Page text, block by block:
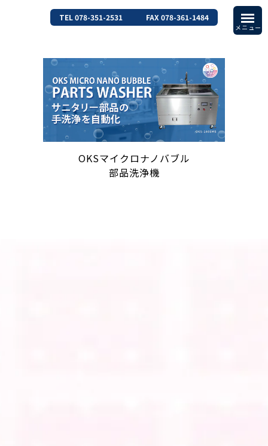
TEL 078-351-2531 FAX 078-361-1484
OKSマイクロナノバブル
部品洗浄機